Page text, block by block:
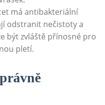
má antibakteriální
odstranit nečistoty a
být zvláště přínosné pro
pletí.